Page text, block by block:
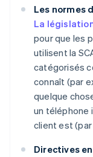
Les normes
La
pour que les
utilisent la
catégorisés
connaît (par
quelque
un téléphone
client est
Directives